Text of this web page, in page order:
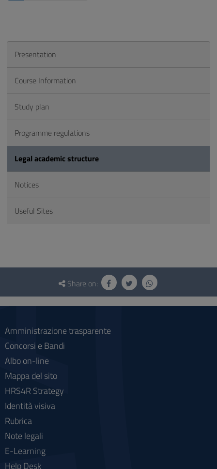
Presentation
Course Information
Study plan
Programme regulations
Legal academic structure
Notices
Useful Sites
Questionnaire
social
Share on:
Amministrazione trasparente
Concorsi e Bandi
Albo on-line
Mappa del sito
HRS4R Strategy
Identità visiva
Rubrica
Note legali
E-Learning
Help Desk